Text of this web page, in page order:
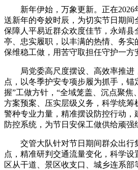
新年伊始，万象更新。正在2026
送新年的夸姣时辰，为切实节日期间
保障人平易近群众欢度佳节，永靖县
亭、忠实履职，以丰满的热情、务实
保维稳工做，用苦守取担任守护一方
局党委高尺度摆设、高效率推进
点，以冬季护安专项步履为抓手，锚
握”工做方针，“全域笼盖、沉点聚焦
方案预案、压实层级义务，科学统筹
警种专业力量，精准摆设防控行动，
防控系统，为节日安保工做供给顽强
交管大队针对节日期间群众出行
点，精准研判交通流量变化，科学
区从干道、景区收支口、城乡连系部